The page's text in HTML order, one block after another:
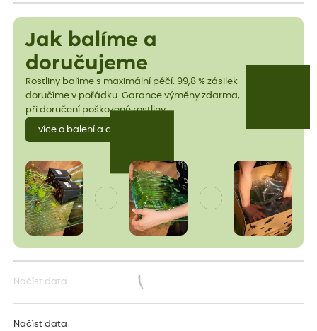
Jak balíme a
doručujeme
Rostliny balíme s maximální péčí. 99,8 % zásilek
doručíme v pořádku. Garance výměny zdarma,
při doručení poškozené rostliny.
více o balení a dopravě
Načíst data
Načíst data